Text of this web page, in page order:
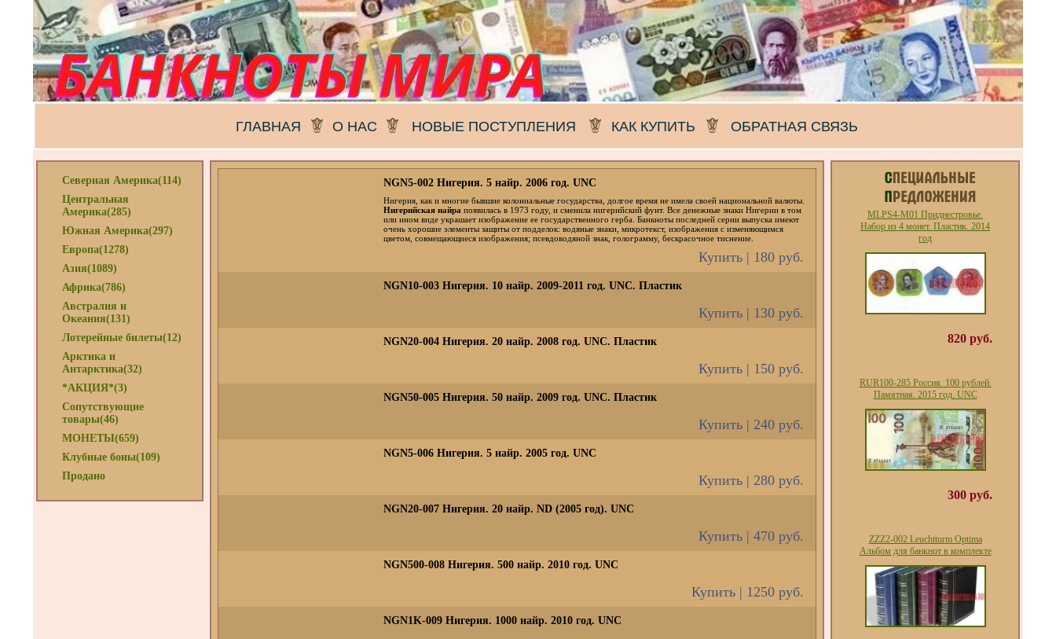
ГЛАВНАЯ О НАС НОВЫЕ ПОСТУПЛЕНИЯ КАК КУПИТЬ ОБРАТНАЯ СВЯЗЬ
Северная Америка(114)
Центральная
Америка(285)
Южная Америка(297)
Европа(1278)
Азия(1089)
Африка(786)
Австралия и
Океания(131)
Лотерейные билеты(12)
Арктика и
Антарктика(32)
*АКЦИЯ*(3)
Сопутствующие
товары(46)
МОНЕТЫ(659)
Клубные боны(109)
Продано
NGN5-002 Нигерия. 5 найр. 2006 год. UNC
Нигерия, как и многие бывшие колониальные государства, долгое время не имела своей национальной валюты.
Нигерийская найра появилась в 1973 году, и сменила нигерийский фунт. Все денежные знаки Нигерии в том
или ином виде украшает изображение ее государственного герба. Банкноты последней серии выпуска имеют
очень хорошие элементы защиты от подделок: водяные знаки, микротекст, изображения с изменяющимся
цветом, совмещающиеся изображения; псевдоводяной знак, голограмму, бескрасочное тиснение.
Купить | 180 руб.
NGN10-003 Нигерия. 10 найр. 2009-2011 год. UNC. Пластик
Купить | 130 руб.
NGN20-004 Нигерия. 20 найр. 2008 год. UNC. Пластик
Купить | 150 руб.
NGN50-005 Нигерия. 50 найр. 2009 год. UNC. Пластик
Купить | 240 руб.
NGN5-006 Нигерия. 5 найр. 2005 год. UNC
Купить | 280 руб.
NGN20-007 Нигерия. 20 найр. ND (2005 год). UNC
Купить | 470 руб.
NGN500-008 Нигерия. 500 найр. 2010 год. UNC
Купить | 1250 руб.
NGN1K-009 Нигерия. 1000 найр. 2010 год. UNC
MLPS4-M01 Приднестровье.
Набор из 4 монет. Пластик. 2014
год
820 руб.
RUR100-285 Россия. 100 рублей.
Памятная. 2015 год. UNC
300 руб.
ZZZ2-002 Leuchtturm Optima
Альбом для банкнот в комплекте